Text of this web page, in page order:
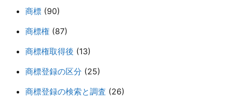
商標 (90)
商標権 (87)
商標権取得後 (13)
商標登録の区分 (25)
商標登録の検索と調査 (26)